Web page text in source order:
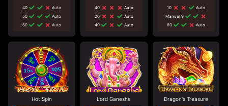
40
Auto
50
Auto
60
Auto
40
Auto
20
Auto
40
Auto
10
Auto
Manual 9
80
Auto
Hot Spin Lord Ganesha Dragon's Treasure